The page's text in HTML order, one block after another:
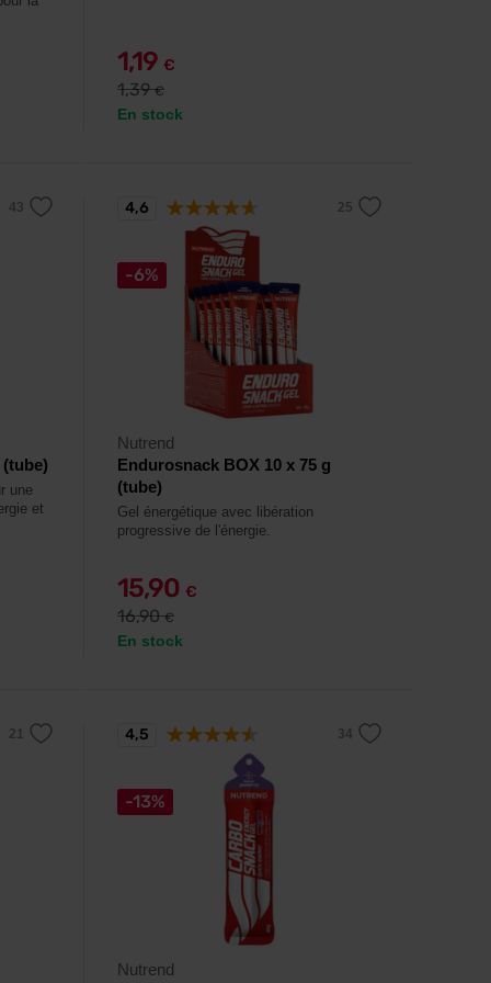
1,19 €
1,39€
En stock
une
et
-6%
Nutrend
Endurosnack BOX 10 x 75 g
(tube)
Gel énergétique avec libération
progressive de l'énergie.
15,90 €
16,90€
En stock
4,6
-13%
Nutrend
4,5